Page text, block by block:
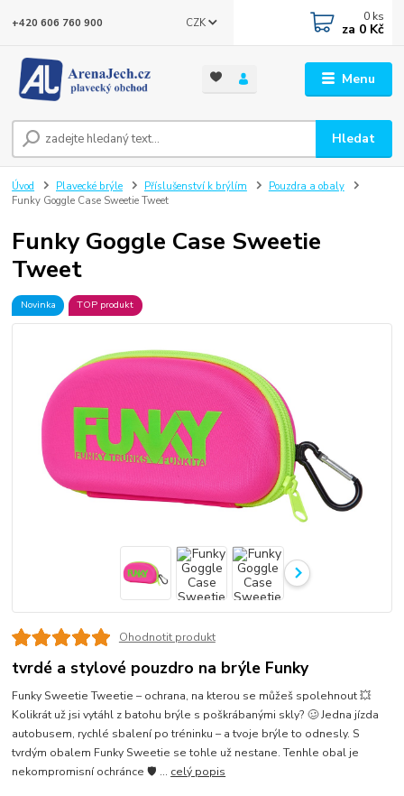
Menu
CZK
Hledat
+420 606 760 900 0 ks
za 0 Kč
Úvod Plavecké brýle Příslušenství k brýlím
Pouzdra a obaly
Funky Goggle Case Sweetie Tweet
Funky Goggle Case Sweetie
Tweet
Novinka TOP produkt
Ohodnotit produkt
tvrdé a stylové pouzdro na brýle Funky
Funky Sweetie Tweetie – ochrana, na kterou se můžeš spolehnout 💥
Kolikrát už jsi vytáhl z batohu brýle s poškrábanými skly? 🥴 Jedna jízda
autobusem, rychlé sbalení po tréninku – a tvoje brýle to odnesly. S
tvrdým obalem Funky Sweetie se tohle už nestane. Tenhle obal je
nekompromisní ochránce 🛡️ ... celý popis